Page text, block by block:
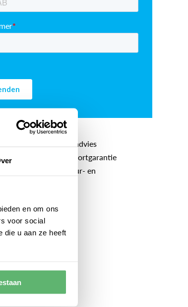
en om ons
voor social
die u aan ze heeft
professioneel airco-advies
lang service- en comfortgarantie
voorrij-, apparatuur- en